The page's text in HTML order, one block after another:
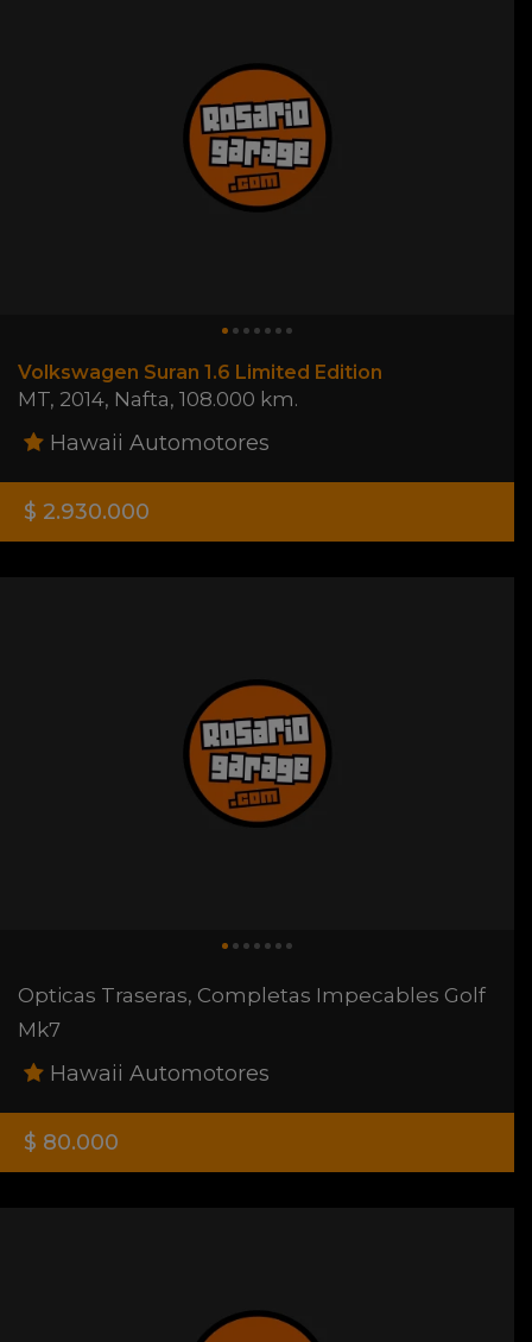
Volkswagen Suran 1.6 Limited Edition
MT, 2014, Nafta, 108.000 km.
Hawaii Automotores
$ 2.930.000
Opticas Traseras, Completas Impecables Golf
Mk7
Hawaii Automotores
$ 80.000